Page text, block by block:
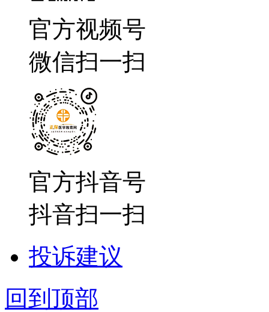
官方视频号
微信扫一扫
官方抖音号
抖音扫一扫
投诉建议
回到顶部